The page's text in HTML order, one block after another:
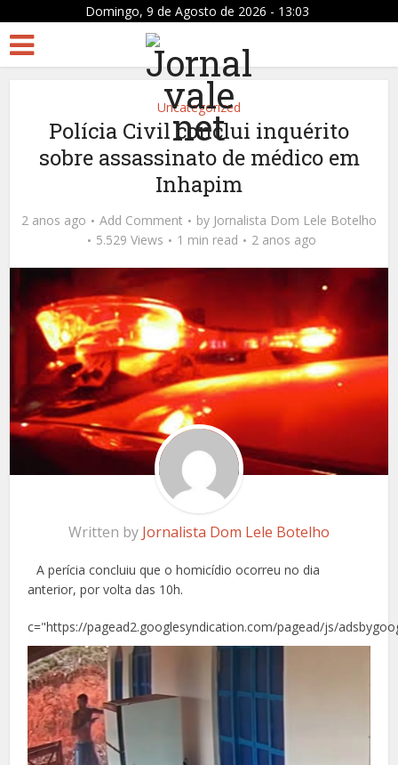
Domingo, 9 de Agosto de 2026 - 13:03
Uncategorized
Polícia Civil conclui inquérito
sobre assassinato de médico em
Inhapim
2 anos ago Add Comment by Jornalista Dom Lele Botelho
5.529 Views
1 min read 2 anos ago
Written by Jornalista Dom Lele Botelho
A perícia concluiu que o homicídio ocorreu no dia
anterior, por volta das 10h.
c="https://pagead2.googlesyndication.com/pagead/js/